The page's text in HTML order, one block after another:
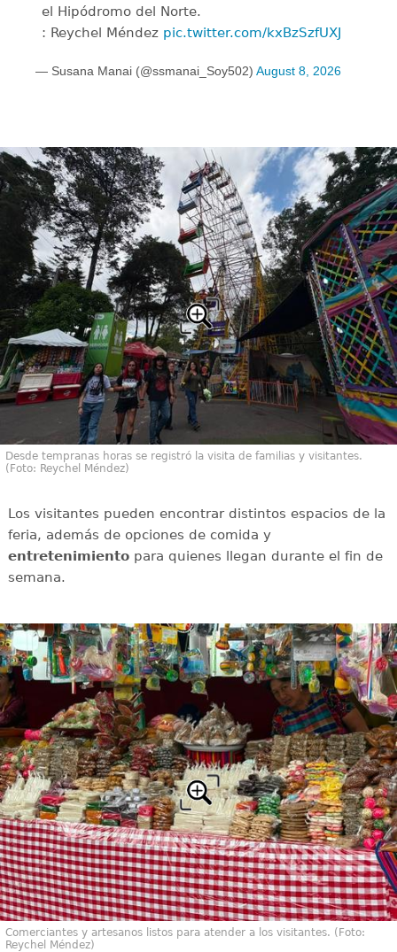
el Hipódromo del Norte.
: Reychel Méndez pic.twitter.com/kxBzSzfUXJ
— Susana Manai (@ssmanai_Soy502) August 8, 2026
Desde tempranas horas se registró la visita de familias y visitantes.
(Foto: Reychel Méndez)
Los visitantes pueden encontrar distintos espacios de la
feria, además de opciones de comida y
entretenimientopara quienes llegan durante el fin de
semana.
Comerciantes y artesanos listos para atender a los visitantes. (Foto:
Reychel Méndez)